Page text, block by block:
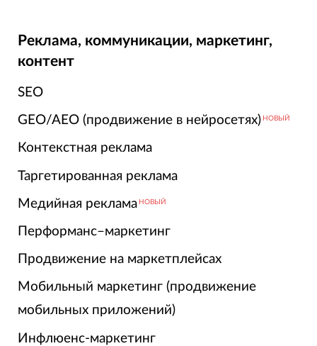
Реклама, коммуникации, маркетинг,
контент
SEO
GEO/AEO (продвижение в нейросетях) НОВЫЙ
Контекстная реклама
Таргетированная реклама
Медийная реклама НОВЫЙ
Перформанс–маркетинг
Продвижение на маркетплейсах
Мобильный маркетинг (продвижение
мобильных приложений)
Инфлюенс-маркетинг